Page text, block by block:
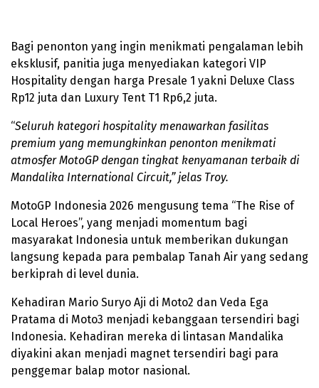
Bagi penonton yang ingin menikmati pengalaman lebih
eksklusif, panitia juga menyediakan kategori VIP
Hospitality dengan harga Presale 1 yakni Deluxe Class
Rp12 juta dan Luxury Tent T1 Rp6,2 juta.
“Seluruh kategori hospitality menawarkan fasilitas
premium yang memungkinkan penonton menikmati
atmosfer MotoGP dengan tingkat kenyamanan terbaik di
Mandalika International Circuit,” jelas Troy.
MotoGP Indonesia 2026 mengusung tema “The Rise of
Local Heroes”, yang menjadi momentum bagi
masyarakat Indonesia untuk memberikan dukungan
langsung kepada para pembalap Tanah Air yang sedang
berkiprah di level dunia.
Kehadiran Mario Suryo Aji di Moto2 dan Veda Ega
Pratama di Moto3 menjadi kebanggaan tersendiri bagi
Indonesia. Kehadiran mereka di lintasan Mandalika
diyakini akan menjadi magnet tersendiri bagi para
penggemar balap motor nasional.